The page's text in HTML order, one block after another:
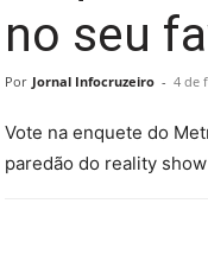
no seu
Por Jornal Infocruzeiro - 4 de
Vote na enquete do
paredão do reality show